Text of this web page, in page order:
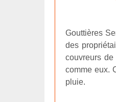
Gouttières
des
couvreurs
comme eux.
pluie.